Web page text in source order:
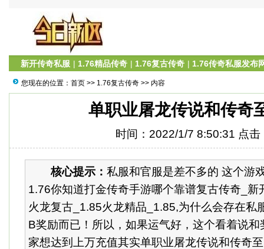
新开传奇私服 | 1.76精品传奇 | 1.76复古传奇 | 1.76传奇私服发布
您现在的位置： 首页 >> 1.76复古传奇 >> 内容
单职业屠龙传说和传奇
时间：2022/1/7 8:50:31 点击
核心提示： 私服和官服是差不多的 这个游
1.76你知道打金传奇手游哪个靠谱复古传奇_新
火龙复古_1.85火龙精品_1.85,为什么会存在私
B奖励而已！所以，如果运气好，这个看着说
家想达到上万充值其实单职业屠龙传说和传奇